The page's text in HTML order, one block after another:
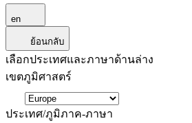
en
ย้อนกลับ
เลือกประเทศและภาษาด้านล่าง
เขตภูมิศาสตร์
ประเทศ/ภูมิภาค-ภาษา